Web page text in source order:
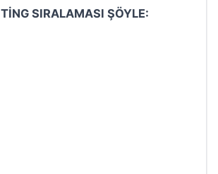
SIRALAMASI ŞÖYLE: